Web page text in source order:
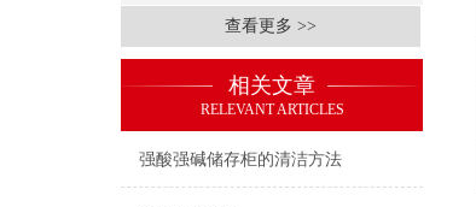
查看更多 >>
相关文章
RELEVANT ARTICLES
强酸强碱储存柜的清洁方法